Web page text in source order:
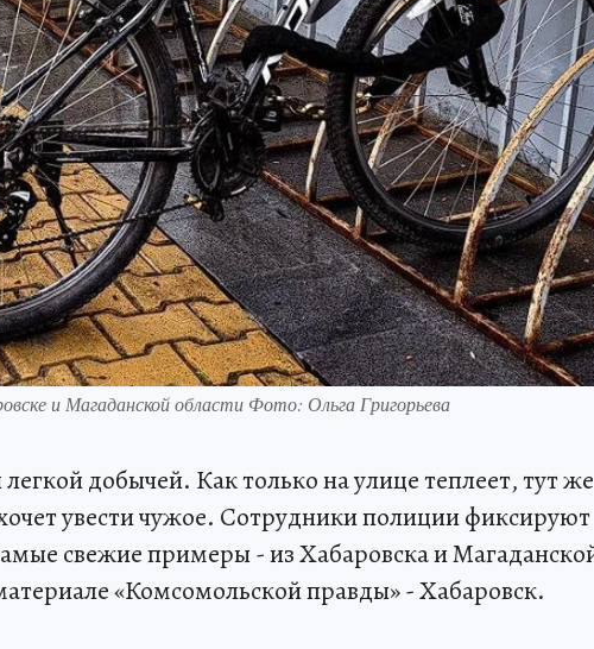
и Магаданской области Фото: Ольга Григорьева
добычей. Как только на улице теплеет, тут же
увести чужое. Сотрудники полиции фиксируют
свежие примеры - из Хабаровска и
«Комсомольской правды» - Хабаровск.